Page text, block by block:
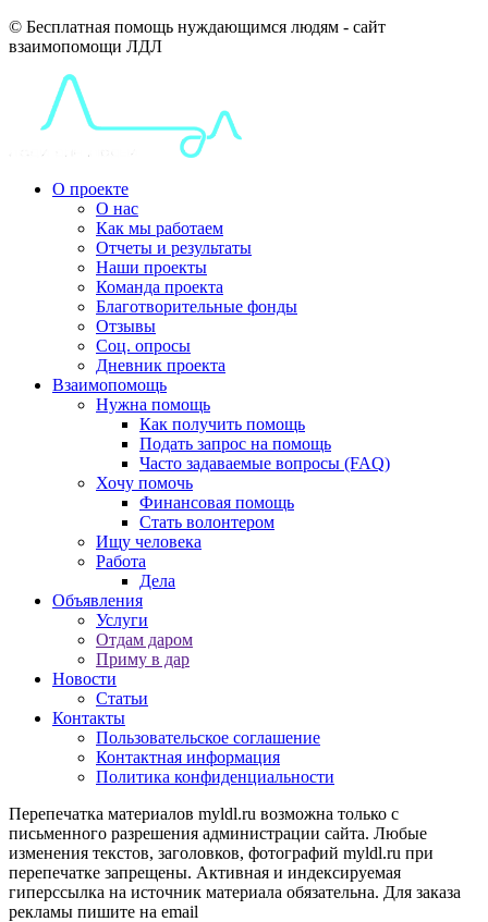
© Бесплатная помощь нуждающимся людям - сайт
взаимопомощи ЛДЛ
О проекте
О нас
Как мы работаем
Отчеты и результаты
Наши проекты
Команда проекта
Благотворительные фонды
Отзывы
Соц. опросы
Дневник проекта
Взаимопомощь
Нужна помощь
Как получить помощь
Подать запрос на помощь
Часто задаваемые вопросы (FAQ)
Хочу помочь
Финансовая помощь
Стать волонтером
Ищу человека
Работа
Дела
Объявления
Услуги
Отдам даром
Приму в дар
Новости
Статьи
Контакты
Пользовательское соглашение
Контактная информация
Политика конфиденциальности
Перепечатка материалов myldl.ru возможна только с
письменного разрешения администрации сайта. Любые
изменения текстов, заголовков, фотографий myldl.ru при
перепечатке запрещены. Активная и индексируемая
гиперссылка на источник материала обязательна. Для заказа
рекламы пишите на еmail